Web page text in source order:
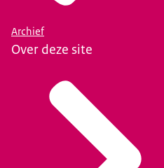
Archief
Over deze site